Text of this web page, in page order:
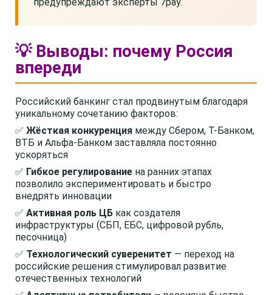
💡 Выводы: почему Россия
впереди
Российский банкинг стал продвинутым благодаря
уникальному сочетанию факторов:
✅ Жёсткая конкуренция между Сбером, Т-Банком,
ВТБ и Альфа-Банком заставляла постоянно
ускоряться
✅ Гибкое регулирование на ранних этапах
позволило экспериментировать и быстро
внедрять инновации
✅ Активная роль ЦБ как создателя
инфраструктуры (СБП, ЕБС, цифровой рубль,
песочница)
✅ Технологический суверенитет — переход на
российские решения стимулировал развитие
отечественных технологий